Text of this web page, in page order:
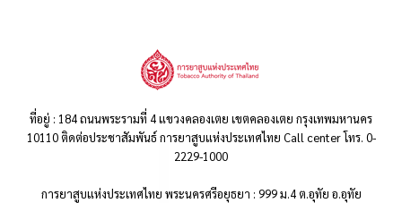
ที่อยู่ : 184 ถนนพระรามที่ 4 แขวงคลองเตย เขตคลองเตย กรุงเทพมหานคร
10110 ติดต่อประชาสัมพันธ์ การยาสูบแห่งประเทศไทย Call center โทร. 0-
2229-1000
การยาสูบแห่งประเทศไทย พระนครศรีอยุธยา : 999 ม.4 ต.อุทัย อ.อุทัย